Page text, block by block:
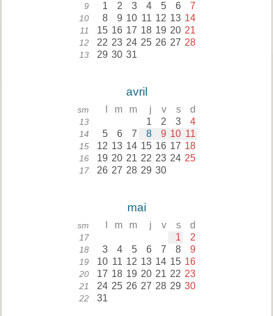
9 1 2 3 4 5 6 7
10 8 9 10 11 12 13 14
11 15 16 17 18 19 20 21
12 22 23 24 25 26 27 28
13 29 30 31
avril
sm m m j v s d
13 1 2 3 4
14 5 6 7 8 9 10 11
15 12 13 14 15 16 17 18
16 19 20 21 22 23 24 25
17 26 27 28 29 30
mai
sm m m j v s d
17 1 2
18 3 4 5 6 7 8 9
19 10 11 12 13 14 15 16
20 17 18 19 20 21 22 23
21 24 25 26 27 28 29 30
22 31